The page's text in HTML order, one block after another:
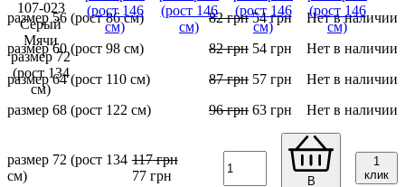
размер 56 (рост 86 см) 82грн 54грн
Нет в наличии
размер 60 (рост 98 см)
82грн 54 грн
Нет в наличии
размер 64 (рост 110 см)
87грн 57 грн
Нет в наличии
размер 68 (рост 122 см)
96грн 63 грн Нет в наличии
размер 72 (рост 134
см)
117грн
77грн
В
1
клик